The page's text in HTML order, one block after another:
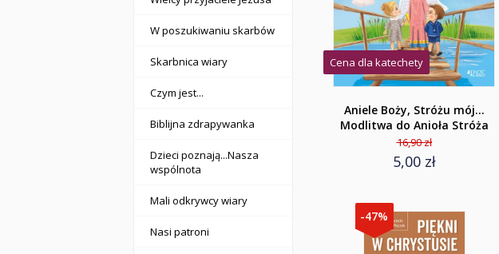
W poszukiwaniu skarbów
Skarbnica wiary
Czym jest...
Biblijna zdrapywanka
Dzieci poznają...Nasza
wspólnota
Mali odkrywcy wiary
Nasi patroni
Cena dla katechety
Aniele Boży, Stróżu mój…
Modlitwa do Anioła Stróża
16,90 zł
5,00 zł
-47%